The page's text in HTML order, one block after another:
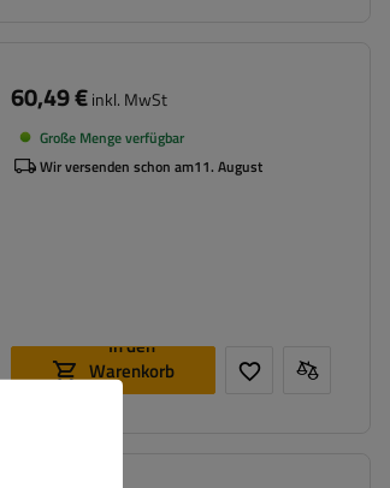
60,49 €inkl. MwSt
Große Menge verfügbar
Wir versenden schon am11. August
In den
Warenkorb
legen